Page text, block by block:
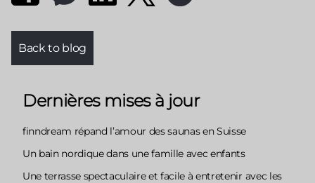
Back to blog
Dernières mises à jour
finndream répand l’amour des saunas en Suisse
Un bain nordique dans une famille avec enfants
Une terrasse spectaculaire et facile à entretenir avec les